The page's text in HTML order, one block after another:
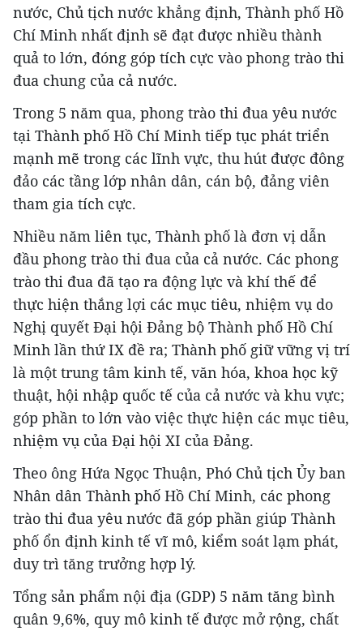
nước, Chủ tịch nước khẳng định, Thành phố Hồ
Chí Minh nhất định sẽ đạt được nhiều thành
quả to lớn, đóng góp tích cực vào phong trào thi
đua chung của cả nước.
Trong 5 năm qua, phong trào thi đua yêu nước
tại Thành phố Hồ Chí Minh tiếp tục phát triển
mạnh mẽ trong các lĩnh vực, thu hút được đông
đảo các tầng lớp nhân dân, cán bộ, đảng viên
tham gia tích cực.
Nhiều năm liên tục, Thành phố là đơn vị dẫn
đầu phong trào thi đua của cả nước. Các phong
trào thi đua đã tạo ra động lực và khí thế để
thực hiện thắng lợi các mục tiêu, nhiệm vụ do
Nghị quyết Đại hội Đảng bộ Thành phố Hồ Chí
Minh lần thứ IX đề ra; Thành phố giữ vững vị trí
là một trung tâm kinh tế, văn hóa, khoa học kỹ
thuật, hội nhập quốc tế của cả nước và khu vực;
góp phần to lớn vào việc thực hiện các mục tiêu,
nhiệm vụ của Đại hội XI của Đảng.
Theo ông Hứa Ngọc Thuận, Phó Chủ tịch Ủy ban
Nhân dân Thành phố Hồ Chí Minh, các phong
trào thi đua yêu nước đã góp phần giúp Thành
phố ổn định kinh tế vĩ mô, kiểm soát lạm phát,
duy trì tăng trưởng hợp lý.
Tổng sản phẩm nội địa (GDP) 5 năm tăng bình
quân 9,6%, quy mô kinh tế được mở rộng, chất